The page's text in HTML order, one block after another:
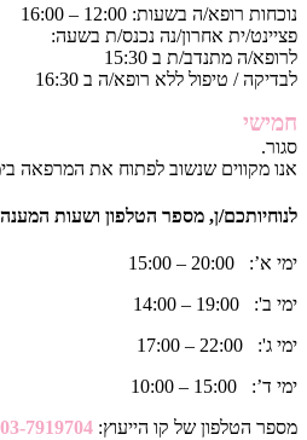
נוכחות רופא/ה בשעות: 12:00 – 16:00
פציינט/ית אחרון/נה נכנס/ת בשעה:
לרופא/ה מתנדב/ת ב 15:30
לבדיקה / טיפול ללא רופא/ה ב 16:30
חמישי
סגור.
אנו מקווים שנשוב לפתוח את המרפאה
לנוחיותכם/ן, מספר הטלפון ושעות המענה
ימי א’: 20:00 – 15:00
ימי ב': 19:00 – 14:00
ימי ג': 22:00 – 17:00
ימי ד’: 15:00 – 10:00
מספר הטלפון של קו הייעוץ: 03-7919704